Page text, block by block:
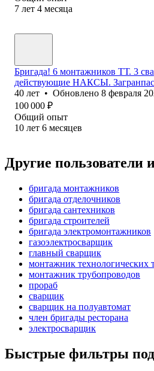
7 лет 4 месяца
Бригада! 6 монтажников ТТ. 3
действующие НАКСЫ.
40 лет • Обновлено 8 февраля
100 000 ₽
Общий опыт
10 лет 6 месяцев
Другие пользователи
бригада монтажников
бригада отделочников
бригада сантехников
бригада строителей
бригада электромонтажников
газоэлектросварщик
главный сварщик
монтажник технологических
монтажник трубопроводов
прораб
сварщик
сварщик на полуавтомат
член бригады ресторана
электросварщик
Быстрые фильтры